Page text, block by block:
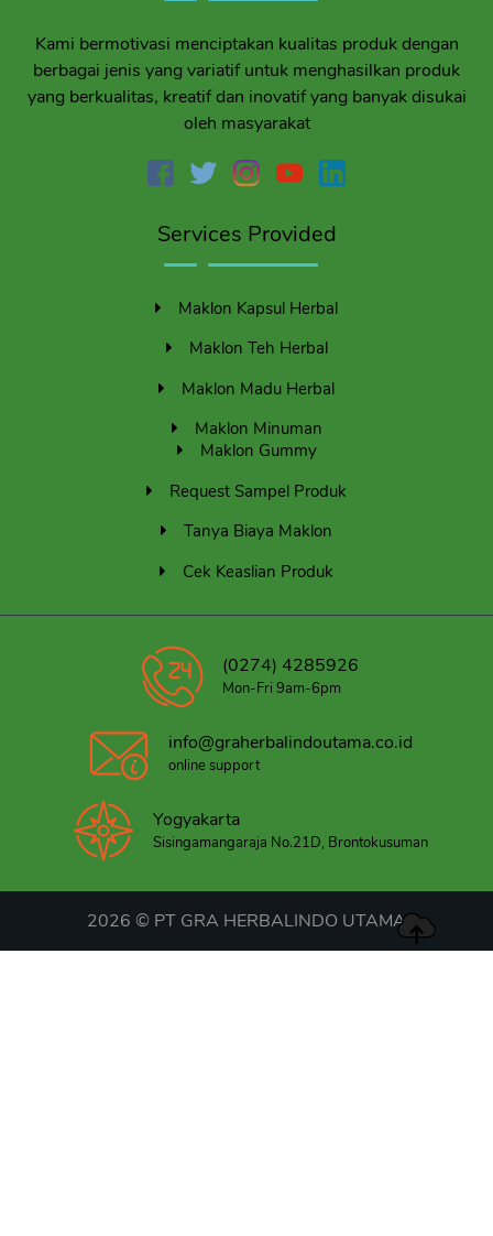
Kami bermotivasi menciptakan kualitas produk dengan
berbagai jenis yang variatif untuk menghasilkan produk
yang berkualitas, kreatif dan inovatif yang banyak disukai
oleh masyarakat
Services Provided
Maklon Kapsul Herbal
Maklon Teh Herbal
Maklon Madu Herbal
Maklon Minuman
Maklon Gummy
Request Sampel Produk
Tanya Biaya Maklon
Cek Keaslian Produk
(0274) 4285926
Mon-Fri 9am-6pm
info@graherbalindoutama.co.id
online support
Yogyakarta
Sisingamangaraja No.21D, Brontokusuman
2026 © PT GRA HERBALINDO UTAMA